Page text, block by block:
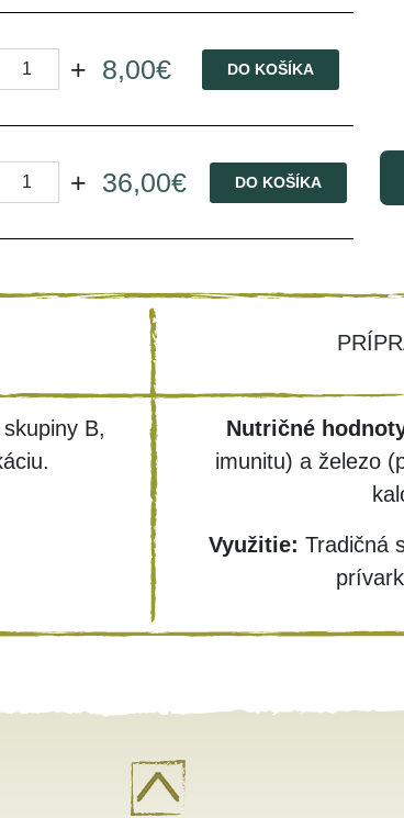
+ 8,00€ DO KOŠÍKA
+ 36,00€ DO KOŠÍKA
B,
Nutričné
imunitu) a železo
Využitie: Tradičná